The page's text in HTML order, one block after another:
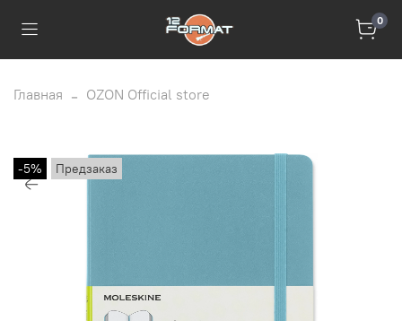
0
Главная OZON Official store
-5% Предзаказ